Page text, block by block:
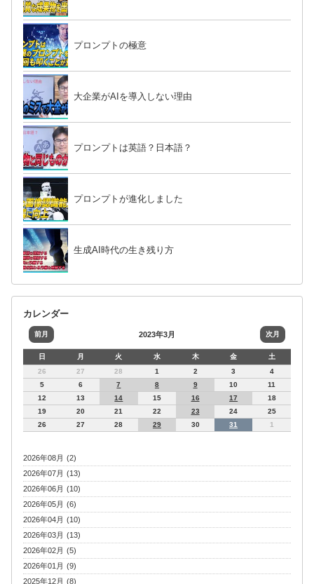
プロンプトの極意
大企業がAIを導入しない理由
プロンプトは英語？日本語？
プロンプトが進化しました
生成AI時代の生き残り方
カレンダー
前月 2023年3月 次月
日 月 火 水 木 金
土
26
27 28 1 2 3
4
5
6 7 8 9 10
11
12
13 14 15 16 17
18
19
20 21 22 23 24
25
26
27 28 29 30 31 1
2026年08月 (2)
2026年07月 (13)
2026年06月 (10)
2026年05月 (6)
2026年04月 (10)
2026年03月 (13)
2026年02月 (5)
2026年01月 (9)
2025年12月 (8)